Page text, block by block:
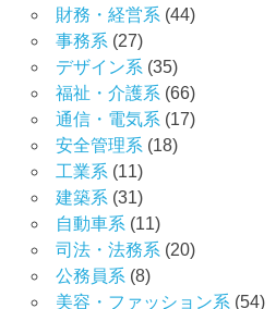
財務・経営系(44)
事務系(27)
デザイン系(35)
福祉・介護系(66)
通信・電気系(17)
安全管理系(18)
工業系(11)
建築系(31)
自動車系(11)
司法・法務系(20)
公務員系(8)
美容・ファッション系(54)